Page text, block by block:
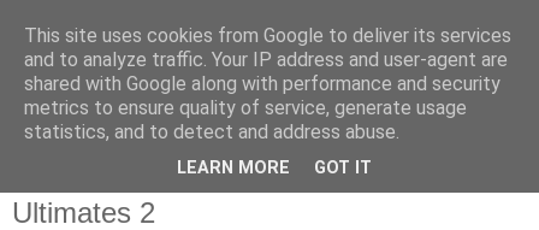
RECE FUMETTI: The Ultimates & The
Ultimates 2
This site uses cookies from Google to deliver its services
and to analyze traffic. Your IP address and user-agent are
shared with Google along with performance and security
metrics to ensure quality of service, generate usage
statistics, and to detect and address abuse.
LEARN MORE GOT IT